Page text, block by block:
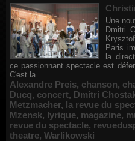
Une
Dmitri
Paris
la
ce passionnant spectacle est
C'est la...
Alexandre Preis, chanson,
Ducq, concert, Dmitri
Metzmacher, la revue du
Mzensk, lyrique, magazine,
revue du spectacle,
theatre, Warlikowski